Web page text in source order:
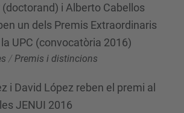
i Alberto Cabellos
un dels Premis Extraordinaris
UPC (convocatòria 2016)
/ Premis i distincions
i David López reben el premi al
JENUI 2016